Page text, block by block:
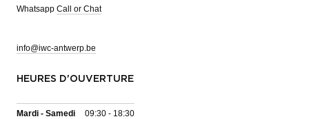
Whatsapp Call or Chat
info@iwc-antwerp.be
HEURES D'OUVERTURE
Mardi - Samedi 09:30 - 18:30